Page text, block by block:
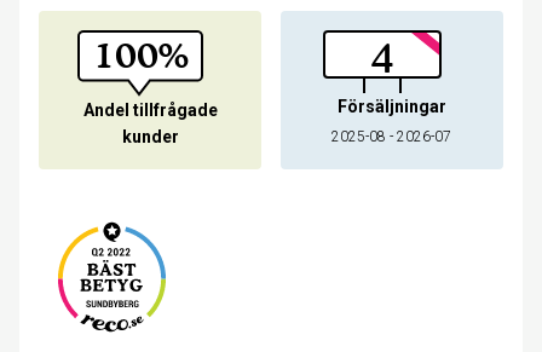
100%
Andel tillfrågade
kunder
4
Försäljningar
2025-08 - 2026-07